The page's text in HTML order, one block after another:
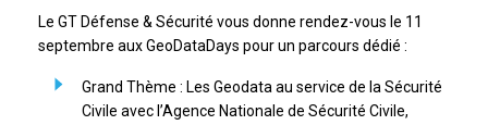
Le GT Défense & Sécurité vous donne rendez-vous le 11
septembre aux GeoDataDays pour un parcours dédié :
Grand Thème : Les Geodata au service de la Sécurité
Civile avec l’Agence Nationale de Sécurité Civile,